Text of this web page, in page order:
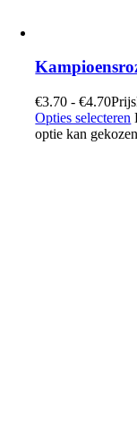
€3.70 - €4.70
Opties selecteren
optie kan